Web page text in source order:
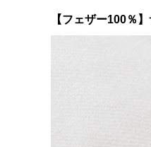
【フェザー100％